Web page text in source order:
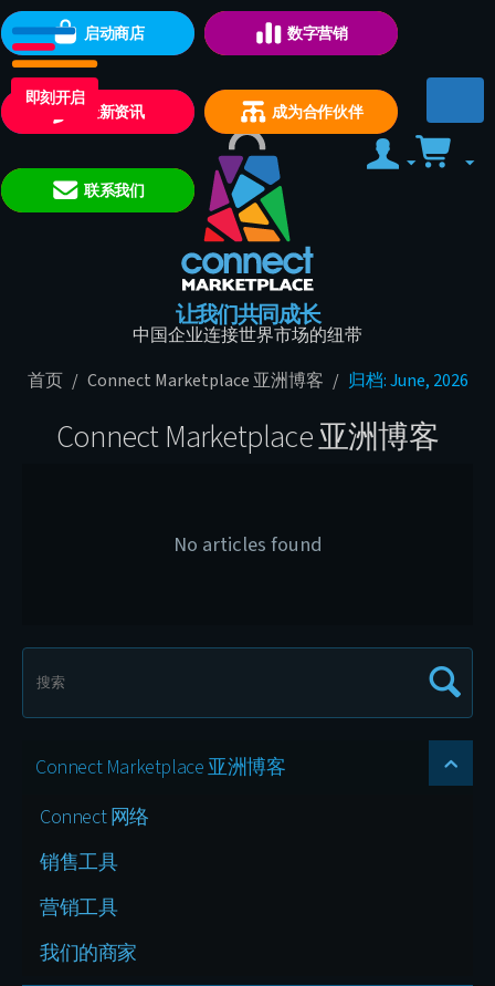
启动商店 数字营销
最新资讯 成为合作伙伴
联系我们
即刻开启
让我们共同成长
中国企业连接世界市场的纽带
首页 / Connect Marketplace 亚洲博客 / 归档: June, 2026
Connect Marketplace 亚洲博客
No articles found
Connect Marketplace 亚洲博客
Connect 网络
销售工具
营销工具
我们的商家